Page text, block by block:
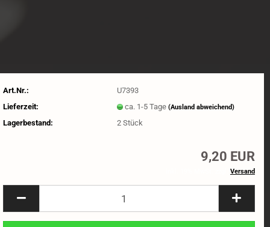
Art.Nr.:
U7393
Lieferzeit:
ca. 1-5 Tage(Ausland abweichend)
Lagerbestand: 2Stück
9,20 EUR
Versand